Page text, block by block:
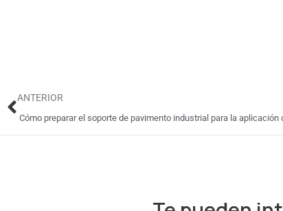
Ant
ANTERIOR
Cómo preparar el soporte de pavimento industrial para la aplicación